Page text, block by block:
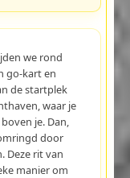
we rond
go-kart en
de startplek
waar je
je. Dan,
door
Deze rit van
manier om